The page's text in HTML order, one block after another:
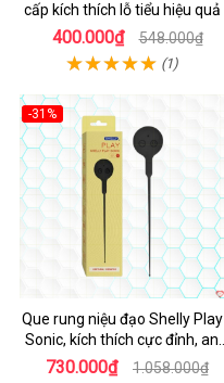
cấp kích thích lỗ tiểu hiệu quả
400.000₫ 548.000₫
(1)
-31%
Hot
Que rung niệu đạo Shelly Play
Sonic, kích thích cực đỉnh, an
toàn
730.000₫ 1.058.000₫